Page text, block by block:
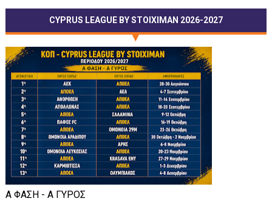
CYPRUS LEAGUE BY STOIXIMAN 2026-2027
Α ΦΑΣΗ - Α ΓΥΡΟΣ